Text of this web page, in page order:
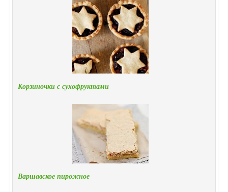
Корзиночки с сухофруктами
Варшавское пирожное